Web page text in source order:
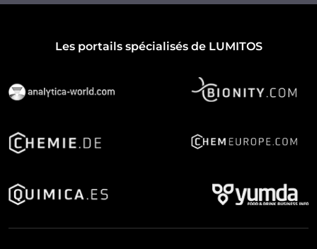
Les portails spécialisés de LUMITOS